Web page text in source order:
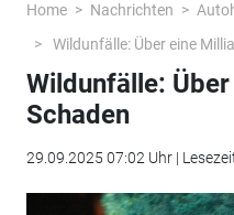
Home Nachrichten
Wildunfälle: Über eine
Wildunfälle:
Schaden
29.09.2025 07:02 Uhr |